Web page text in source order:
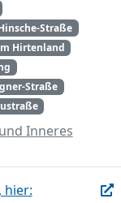
Straße
Hirtenland
Straße
Inneres
hier: